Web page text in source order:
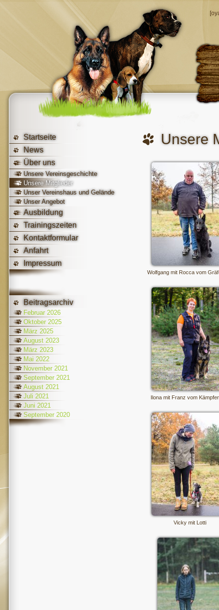
Startseite
News
Über uns
Unsere Vereinsgeschichte
Unsere Mitglieder
Unser Vereinshaus und Gelände
Unser Angebot
Ausbildung
Trainingszeiten
Kontaktformular
Anfahrt
Impressum
Beitragsarchiv
Februar 2026
Oktober 2025
März 2025
August 2023
März 2023
Mai 2022
November 2021
September 2021
August 2021
Juli 2021
Juni 2021
September 2020
Unsere
Wolfgang mit Rocca vom
Ilona mit Franz vom
Vicky mit Lotti